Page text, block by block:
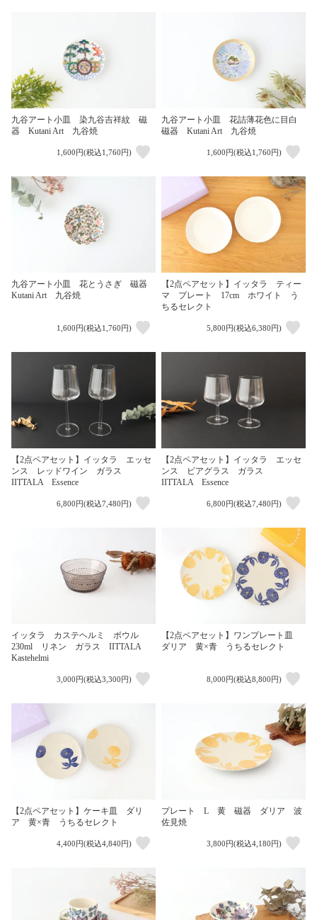
九谷アート小皿 染九谷吉祥紋 磁
器 Kutani Art 九谷焼
1,600円(税込1,760円)
九谷アート小皿 花詰薄花色に目白
磁器 Kutani Art 九谷焼
1,600円(税込1,760円)
九谷アート小皿 花とうさぎ 磁器
Kutani Art 九谷焼
1,600円(税込1,760円)
【2点ペアセット】イッタラ ティー
マ プレート 17cm ホワイト う
ちるセレクト
5,800円(税込6,380円)
【2点ペアセット】イッタラ エッセ
ンス レッドワイン ガラス
IITTALA Essence
6,800円(税込7,480円)
【2点ペアセット】イッタラ エッセ
ンス ビアグラス ガラス
IITTALA Essence
6,800円(税込7,480円)
イッタラ カステヘルミ ボウル
230ml リネン ガラス IITTALA
Kastehelmi
3,000円(税込3,300円)
【2点ペアセット】ワンプレート皿
ダリア 黄×青 うちるセレクト
8,000円(税込8,800円)
【2点ペアセット】ケーキ皿 ダリ
ア 黄×青 うちるセレクト
4,400円(税込4,840円)
プレート L 黄 磁器 ダリア 波
佐見焼
3,800円(税込4,180円)